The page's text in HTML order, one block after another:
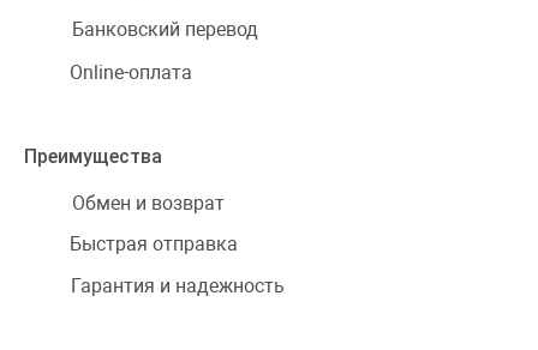
Банковский перевод
Online-оплата
Преимущества
Обмен и возврат
Быстрая отправка
Гарантия и надежность